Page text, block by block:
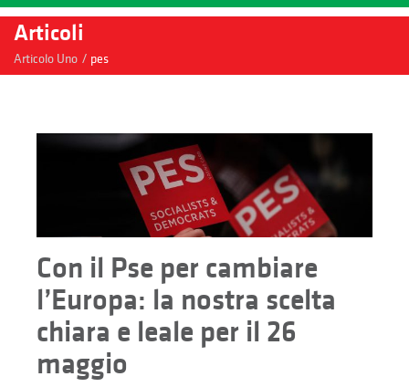
Articoli
Articolo Uno / pes
Con il Pse per cambiare
l’Europa: la nostra scelta
chiara e leale per il 26
maggio